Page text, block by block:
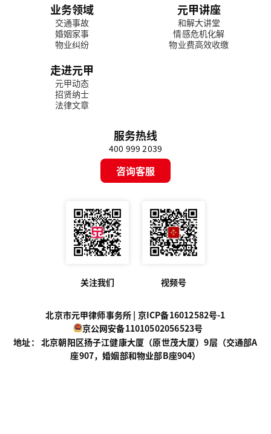
业务领域
交通事故
婚姻家事
物业纠纷
元甲讲座
和解大讲堂
情感危机化解
物业费高效收缴
走进元甲
元甲动态
招贤纳士
法律文章
服务热线
400 999 2039
咨询客服
关注我们 视频号
北京市元甲律师事务所 | 京ICP备16012582号-1
京公网安备11010502056523号
地址： 北京朝阳区扬子江健康大厦（原世茂大厦）9层（交通部A
座907，婚姻部和物业部B座904）